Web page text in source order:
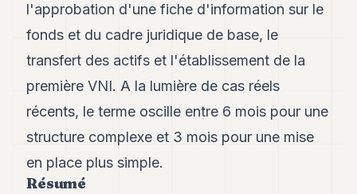
l'approbation d'une fiche d'information sur le
fonds et du cadre juridique de base, le
transfert des actifs et l'établissement de la
première VNI. A la lumière de cas réels
récents, le terme oscille entre 6 mois pour une
structure complexe et 3 mois pour une mise
en place plus simple.
Résumé